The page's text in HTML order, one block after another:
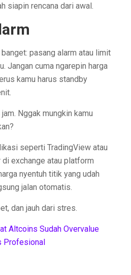
siapin rencana dari awal.
pasang alarm atau limit
Jangan cuma ngarepin harga
kamu harus standby
Nggak mungkin kamu
seperti TradingView atau
exchange atau platform
nyentuh titik yang udah
jalan otomatis.
dan jauh dari stres.
Altcoins Sudah Overvalue
Profesional